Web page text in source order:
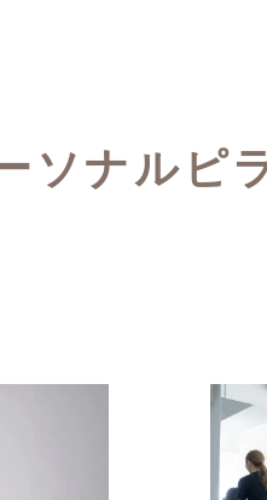
ソナルピ